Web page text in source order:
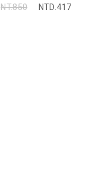
NT.850
NTD.417